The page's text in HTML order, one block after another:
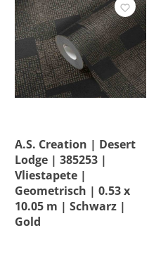
A.S. Creation | Desert
Lodge | 385253 |
Vliestapete |
Geometrisch | 0.53 x
10.05 m | Schwarz |
Gold